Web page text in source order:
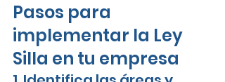
Pasos para
implementar la Ley
Silla en tu empresa